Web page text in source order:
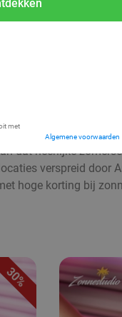
met
Algemene voorwaarden
dat heerlijke
verspreid door
hoge korting bij
30%